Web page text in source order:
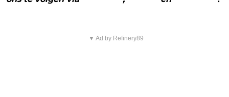
▼ Ad by Refinery89